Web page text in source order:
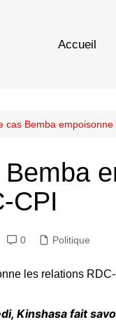
Accueil
cas Bemba
CPI
0 Politique
Kinshasa fait